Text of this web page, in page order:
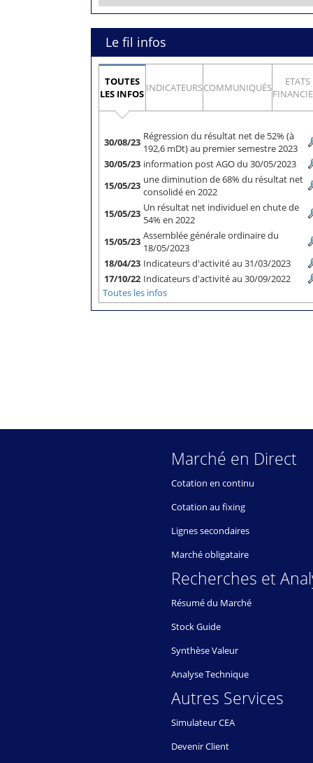
Le fil infos
TOUTES
LES INFOS INDICATEURSCOMMUNIQUÉS
ETATS
30/08/23 Régression du résultat net de 52% (à
192,6 mDt) au premier semestre 2023
30/05/23 information post AGO du 30/05/2023
15/05/23 une diminution de 68% du résultat net
consolidé en 2022
15/05/23 Un résultat net individuel en chute de
54% en 2022
15/05/23 Assemblée générale ordinaire du
18/05/2023
18/04/23 Indicateurs d'activité au 31/03/2023
17/10/22 Indicateurs d'activité au 30/09/2022
Toutes les infos
Marché en Direct
Cotation en continu
Cotation au fixing
Lignes secondaires
Marché obligataire
Recherches et
Résumé du Marché
Stock Guide
Synthèse Valeur
Analyse Technique
Autres Services
Simulateur CEA
Devenir Client